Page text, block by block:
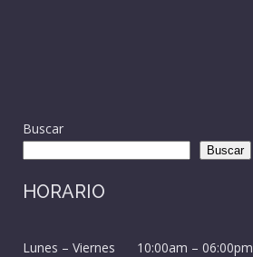
Buscar
Buscar
HORARIO
Lunes – Viernes 10:00am – 06:00pm